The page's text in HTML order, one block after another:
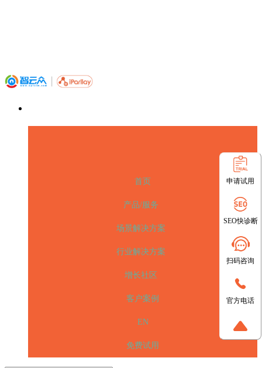
首页
产品/服务
场景解决方案
行业解决方案
增长社区
客户案例
EN
免费试用
申请试用
SEO快诊断
扫码咨询
官方电话